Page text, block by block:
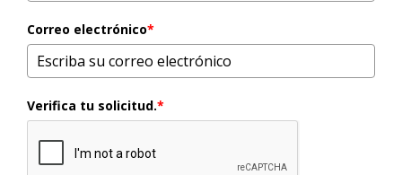
Correo electrónico*
Verifica tu solicitud.*